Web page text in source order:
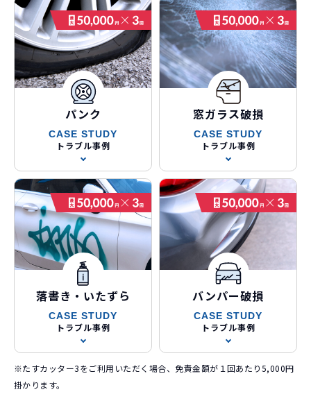
パンク
CASE STUDY
トラブル事例
窓ガラス破損
CASE STUDY
トラブル事例
落書き・いたずら
CASE STUDY
トラブル事例
バンパー破損
CASE STUDY
トラブル事例
※たすカッター3をご利用いただく場合、免責金額が１回あたり5,000円
掛かります。